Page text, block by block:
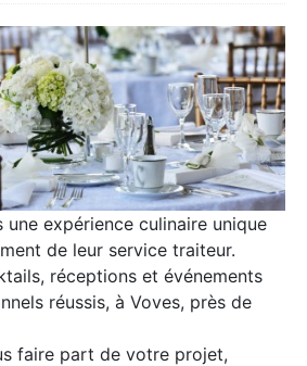
expérience culinaire unique
de leur service traiteur.
réceptions et événements
réussis, à Voves, près de
faire part de votre projet,